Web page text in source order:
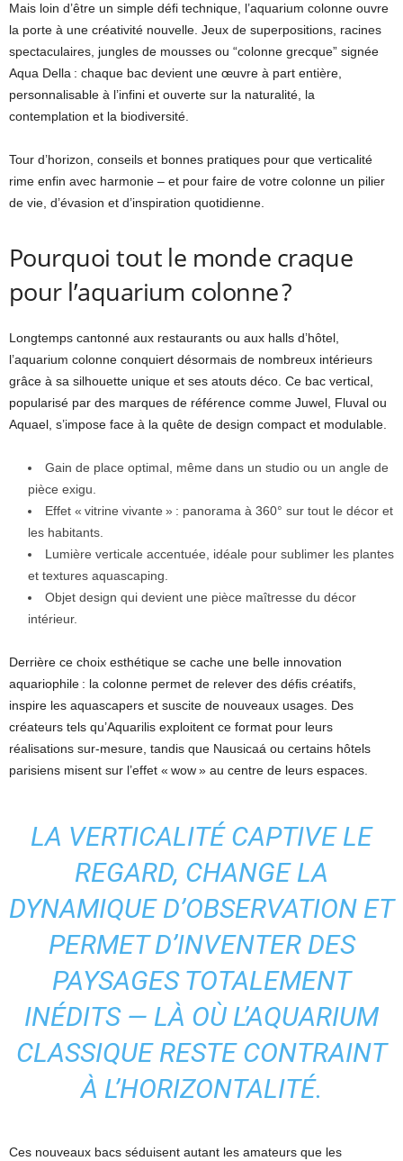
Mais loin d’être un simple défi technique, l’aquarium colonne ouvre
la porte à une créativité nouvelle. Jeux de superpositions, racines
spectaculaires, jungles de mousses ou “colonne grecque” signée
Aqua Della : chaque bac devient une œuvre à part entière,
personnalisable à l’infini et ouverte sur la naturalité, la
contemplation et la biodiversité.
Tour d’horizon, conseils et bonnes pratiques pour que verticalité
rime enfin avec harmonie – et pour faire de votre colonne un pilier
de vie, d’évasion et d’inspiration quotidienne.
Pourquoi tout le monde craque
pour l’aquarium colonne ?
Longtemps cantonné aux restaurants ou aux halls d’hôtel,
l’aquarium colonne conquiert désormais de nombreux intérieurs
grâce à sa silhouette unique et ses atouts déco. Ce bac vertical,
popularisé par des marques de référence comme Juwel, Fluval ou
Aquael, s’impose face à la quête de design compact et modulable.
Gain de place optimal, même dans un studio ou un angle de
pièce exigu.
Effet « vitrine vivante » : panorama à 360° sur tout le décor et
les habitants.
Lumière verticale accentuée, idéale pour sublimer les plantes
et textures aquascaping.
Objet design qui devient une pièce maîtresse du décor
intérieur.
Derrière ce choix esthétique se cache une belle innovation
aquariophile : la colonne permet de relever des défis créatifs,
inspire les aquascapers et suscite de nouveaux usages. Des
créateurs tels qu’Aquarilis exploitent ce format pour leurs
réalisations sur-mesure, tandis que Nausicaá ou certains hôtels
parisiens misent sur l’effet « wow » au centre de leurs espaces.
LA VERTICALITÉ CAPTIVE LE
REGARD, CHANGE LA
DYNAMIQUE D’OBSERVATION ET
PERMET D’INVENTER DES
PAYSAGES TOTALEMENT
INÉDITS — LÀ OÙ L’AQUARIUM
CLASSIQUE RESTE CONTRAINT
À L’HORIZONTALITÉ.
Ces nouveaux bacs séduisent autant les amateurs que les